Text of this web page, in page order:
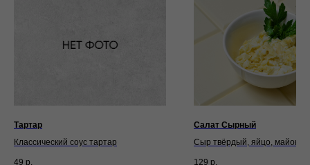
Тартар
Классический соус тартар
49 р.
Салат Сырный
Сыр твёрдый, яйцо, майонез,
129 р.